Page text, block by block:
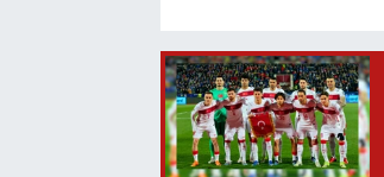
Sualtı Sporları